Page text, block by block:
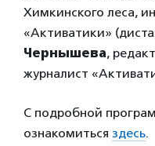
Химкинского леса,
«Активатики»
Чернышева,
журналист
С подробной
ознакомиться здесь.